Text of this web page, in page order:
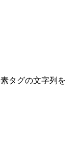
タグの文字列を